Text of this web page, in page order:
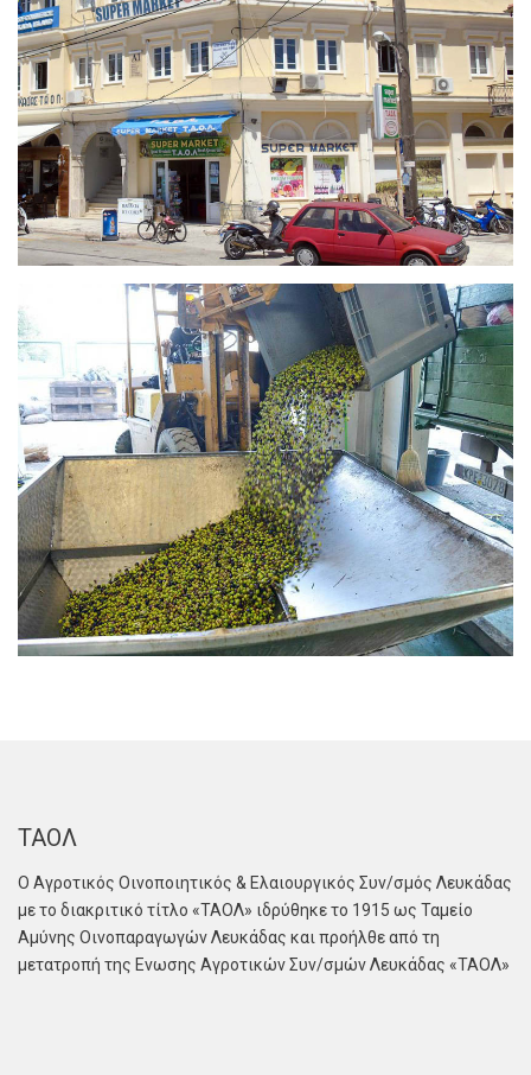
ΤΑΟΛ
Ο Αγροτικός Οινοποιητικός & Ελαιουργικός Συν/σμός Λευκάδας
με το διακριτικό τίτλο «ΤΑΟΛ» ιδρύθηκε το 1915 ως Ταμείο
Αμύνης Οινοπαραγωγών Λευκάδας και προήλθε από τη
μετατροπή της Ενωσης Αγροτικών Συν/σμών Λευκάδας «ΤΑΟΛ»